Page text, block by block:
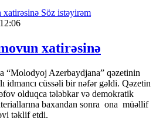
Söz istəyirəm
xatirəsinə
“Molodyoj Azerbaydjana” qəzetinin
idmancı cüssəli bir nəfər gəldi. Qəzetin
olduqca tələbkar və demokratik
baxandan sonra ona müəllif
təklif etdi.